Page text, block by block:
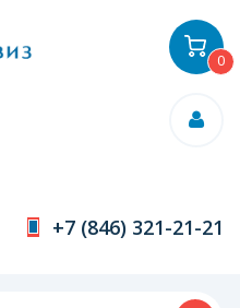
+7 (846) 321-21-21
0